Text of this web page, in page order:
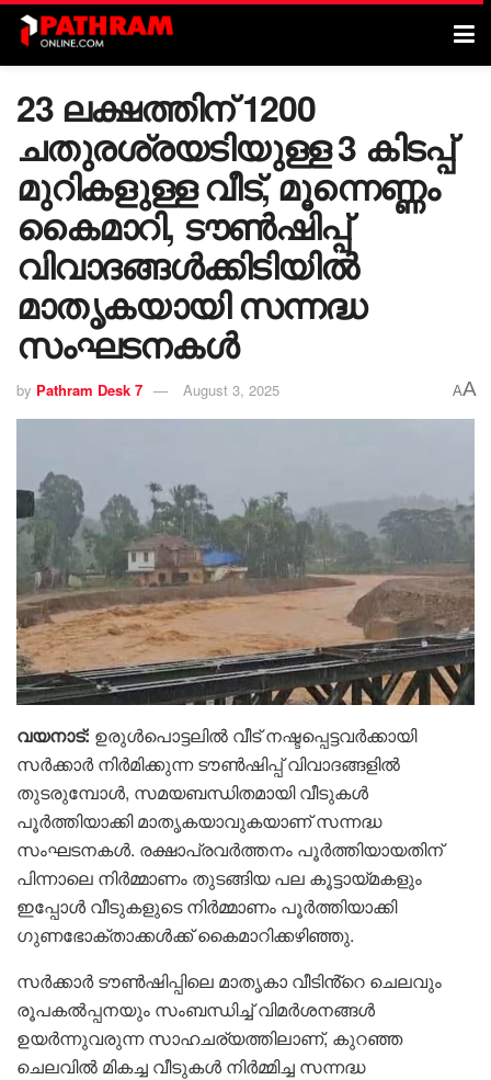
23 ലക്ഷത്തിന് 1200
ചതുരശ്രയടിയുള്ള 3 കിടപ്പ്
മുറികളുള്ള വീട്, മൂന്നെണ്ണം
കൈമാറി, ടൗൺഷിപ്പ്
വിവാദങ്ങൾക്കിടിയിൽ
മാതൃകയായി സന്നദ്ധ
സംഘടനകൾ
by Pathram Desk 7 August 3, 2025 AA
വയനാട്: ഉരുൾപൊട്ടലിൽ വീട് നഷ്ടപ്പെട്ടവർക്കായി
സർക്കാർ നിർമിക്കുന്ന ടൗൺഷിപ്പ് വിവാദങ്ങളിൽ
തുടരുമ്പോൾ, സമയബന്ധിതമായി വീടുകൾ
പൂർത്തിയാക്കി മാതൃകയാവുകയാണ് സന്നദ്ധ
സംഘടനകൾ. രക്ഷാപ്രവർത്തനം പൂർത്തിയായതിന്
പിന്നാലെ നിർമ്മാണം തുടങ്ങിയ പല കൂട്ടായ്മകളും
ഇപ്പോൾ വീടുകളുടെ നിർമ്മാണം പൂർത്തിയാക്കി
ഗുണഭോക്താക്കൾക്ക് കൈമാറിക്കഴിഞ്ഞു.
സർക്കാർ ടൗൺഷിപ്പിലെ മാതൃകാ വീടിൻ്റെ ചെലവും
രൂപകൽപ്പനയും സംബന്ധിച്ച് വിമർശനങ്ങൾ
ഉയർന്നുവരുന്ന സാഹചര്യത്തിലാണ്, കുറഞ്ഞ
ചെലവിൽ മികച്ച വീടുകൾ നിർമ്മിച്ച സന്നദ്ധ